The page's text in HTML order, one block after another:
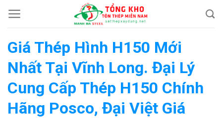
Chuyển
đến
dung
Giá Thép Hình H150 Mới
Nhất Tại Vĩnh Long. Đại Lý
Cung Cấp Thép H150 Chính
Hãng Posco, Đại Việt Giá